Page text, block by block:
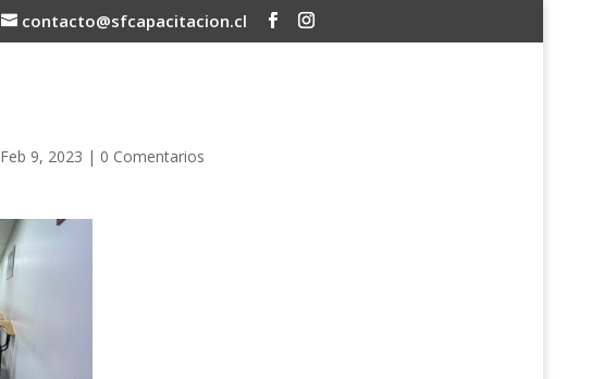
contacto@sfcapacitacion.cl
Feb 9, 2023 | 0 Comentarios